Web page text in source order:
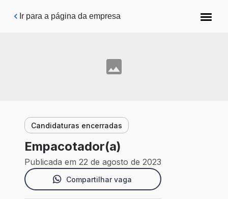
Pular para o conteúdo principal
Ir para a página da empresa
Candidaturas encerradas
Empacotador(a)
Publicada em 22 de agosto de 2023
Compartilhar vaga